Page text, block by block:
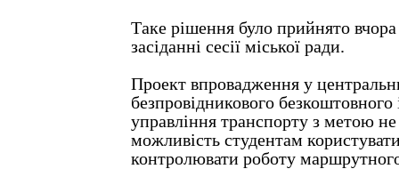
Таке рішення було прийнято
засіданні сесії міської ради.
Проект впровадження у
безпровідникового безкоштовного
управління транспорту з метою
можливість студентам
контролювати роботу